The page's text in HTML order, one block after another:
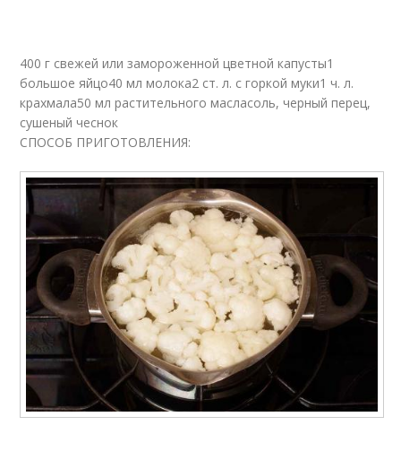
Диета на цветной
капусте
Капуста в духовке
Запеканка из
цветной капусты
Рецепты из цветной
капусты
Капусты в
мультиварке
Капуста в
400 г свежей или замороженной цветной капусты1
большое яйцо40 мл молока2 ст. л. с горкой муки1 ч. л.
крахмала50 мл растительного масласоль, черный перец,
сушеный чеснок
СПОСОБ ПРИГОТОВЛЕНИЯ: